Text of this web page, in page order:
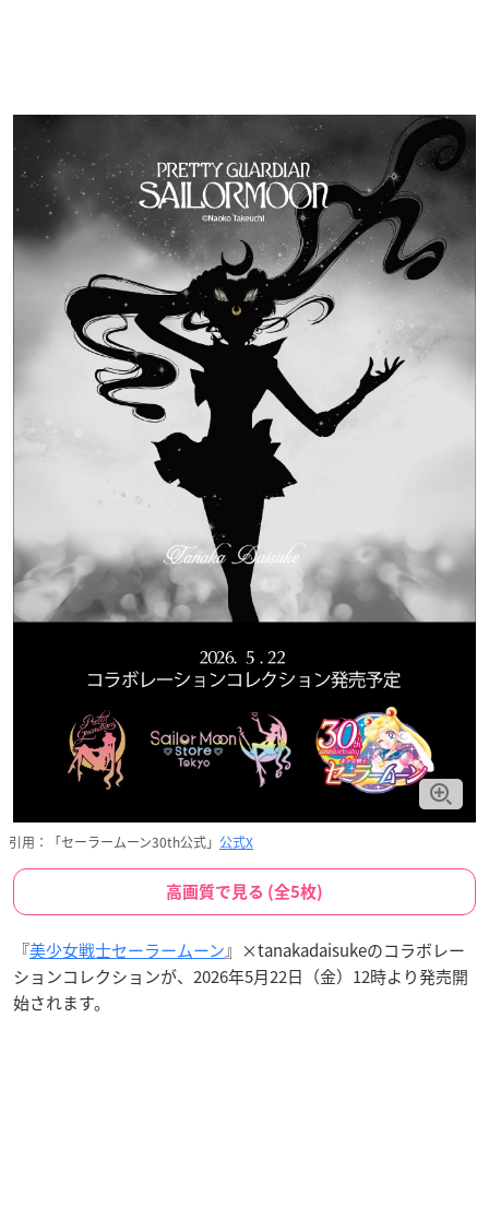
引用：「セーラームーン30th公式」 公式X
高画質で見る (全5枚)
『美少女戦士セーラームーン』×tanakadaisukeのコラボレー
ションコレクションが、2026年5月22日（金）12時より発売開
始されます。